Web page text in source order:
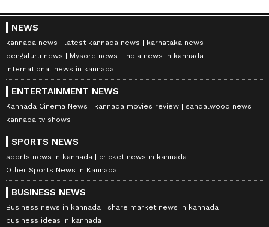
NEWS
kannada news latest kannada news
karnataka news
bengaluru news
Mysore news
india news in kannada
international news in kannada
ENTERTAINMENT NEWS
Kannada Cinema News kannada movies review
sandalwood news
kannada tv shows
SPORTS NEWS
sports news in kannada
cricket news in kannada
Other Sports News in Kannada
BUSINESS NEWS
Business news in kannada
share market news in kannada
business ideas in kannada